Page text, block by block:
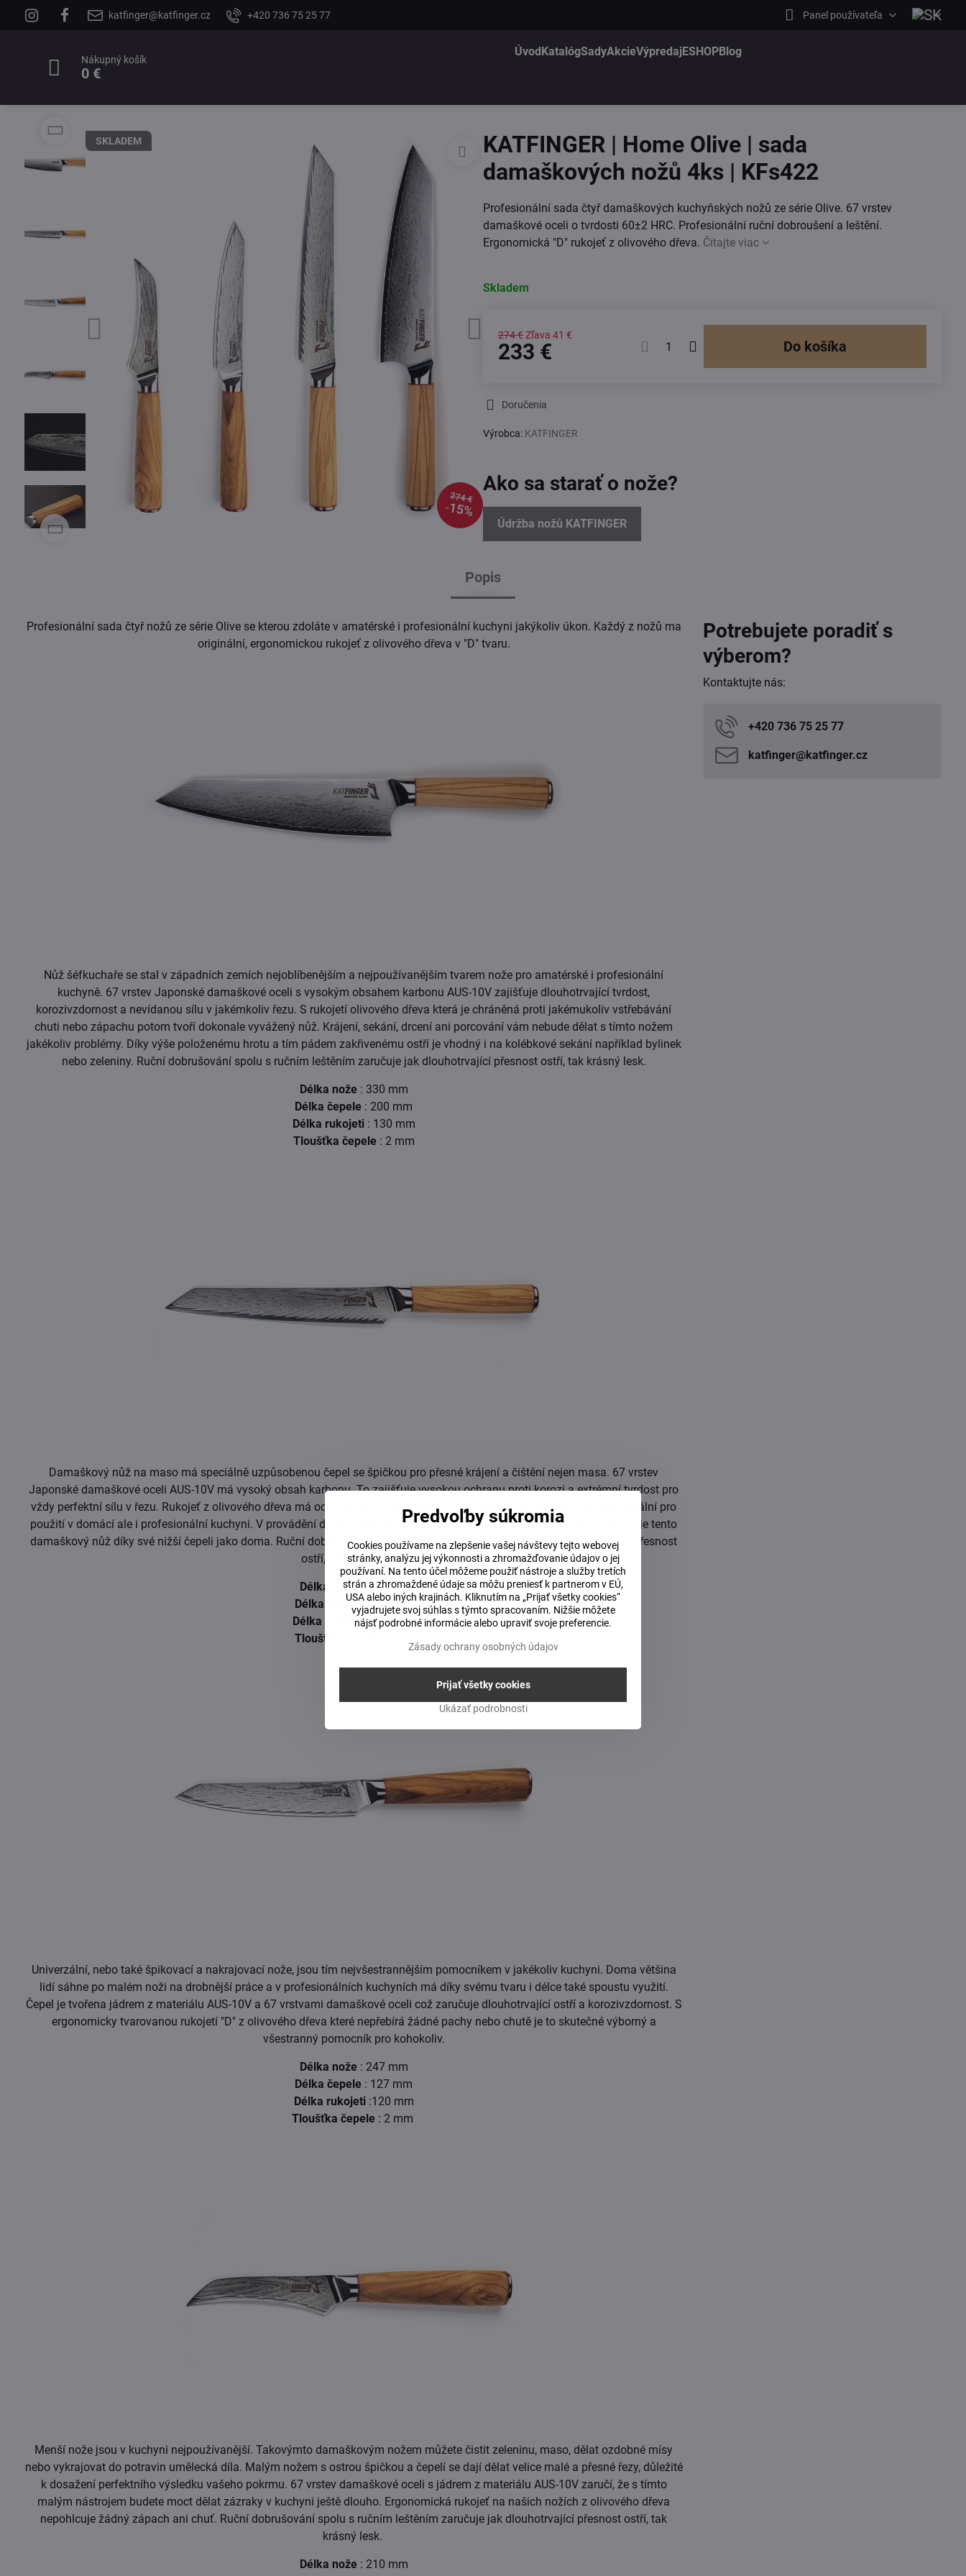
katfinger@katfinger.cz +420 736 75 25 77 Panel používateľa
Nákupný košík
0 €
ÚvodKatalógSadyAkcieVýpredajESHOPBlog
SKLADEM
274 €
15%
KATFINGER | Home Olive | sada
damaškových nožů 4ks | KFs422
Profesionální sada čtyř damaškových kuchyňských nožů ze série Olive. 67 vrstev
damaškové oceli o tvrdosti 60±2 HRC. Profesionální ruční dobroušení a leštění.
Ergonomická "D" rukojeť z olivového dřeva. Čítajte viac
Skladem
274 €Zľava 41 €
233 € Do košíka
Doručenia
Výrobca: KATFINGER
Ako sa starať o nože?
Údržba nožů KATFINGER
Popis
Profesionální sada čtyř nožů ze série Olive se kterou zdoláte v amatérské i profesionální kuchyni jakýkoliv úkon. Každý z nožů ma
originální, ergonomickou rukojeť z olivového dřeva v "D" tvaru.
Nůž šéfkuchaře se stal v západních zemích nejoblíbenějším a nejpoužívanějším tvarem nože pro amatérské i profesionální
kuchyně. 67 vrstev Japonské damaškové oceli s vysokým obsahem karbonu AUS-10V zajišťuje dlouhotrvající tvrdost,
korozivzdornost a nevídanou sílu v jakémkoliv řezu. S rukojetí olivového dřeva která je chráněná proti jakémukoliv vstřebávání
chuti nebo zápachu potom tvoří dokonale vyvážený nůž. Krájení, sekání, drcení ani porcování vám nebude dělat s tímto nožem
jakékoliv problémy. Díky výše položenému hrotu a tím pádem zakřivenému ostří je vhodný i na kolébkové sekání například bylinek
nebo zeleniny. Ruční dobrušování spolu s ručním leštěním zaručuje jak dlouhotrvající přesnost ostří, tak krásný lesk.
Délka nože : 330 mm
Délka čepele : 200 mm
Délka rukojeti : 130 mm
Tloušťka čepele : 2 mm
Damaškový nůž na maso má speciálně uzpůsobenou čepel se špičkou pro přesné krájení a čištění nejen masa. 67 vrstev
Japonské damaškové oceli AUS-10V má vysoký obsah karbonu. To zajišťuje vysokou ochranu proti korozi a extrémní tvrdost pro
vždy perfektní sílu v řezu. Rukojeť z olivového dřeva má ochranu proti vstřebávání všech chutí nebo zápachů, je tudíž ideální pro
použití v domácí ale i profesionální kuchyni. V provádění dlouhých řezů a hluboko ve větších kusech masa či okolo kostí je tento
damaškový nůž díky své nižší čepeli jako doma. Ruční dobrušování spolu s ručním leštěním zaručuje jak dlouhotrvající přesnost
ostří, tak krásný lesk.
Délka nože: 330 mm
Délka čepele: 200 mm
Délka rukojeti: 130 mm
Tloušťka čepele
Univerzální, nebo také špikovací a nakrajovací nože, jsou tím nejvšestrannějším pomocníkem v jakékoliv kuchyni. Doma většina
lidí sáhne po malém noži na drobnější práce a v profesionálních kuchyních má díky svému tvaru i délce také spoustu využití.
Čepel je tvořena jádrem z materiálu AUS-10V a 67 vrstvami damaškové oceli což zaručuje dlouhotrvající ostří a korozivzdornost. S
ergonomicky tvarovanou rukojetí "D" z olivového dřeva které nepřebírá žádné pachy nebo chutě je to skutečné výborný a
všestranný pomocník pro kohokoliv.
Délka nože : 247 mm
Délka čepele : 127 mm
Délka rukojeti :120 mm
Tloušťka čepele : 2 mm
Menší nože jsou v kuchyni nejpoužívanější. Takovýmto damaškovým nožem můžete čistit zeleninu, maso, dělat ozdobné mísy
nebo vykrajovat do potravin umělecká díla. Malým nožem s ostrou špičkou a čepelí se dají dělat velice malé a přesné řezy, důležité
k dosažení perfektního výsledku vašeho pokrmu. 67 vrstev damaškové oceli s jádrem z materiálu AUS-10V zaručí, že s tímto
malým nástrojem budete moct dělat zázraky v kuchyni ještě dlouho. Ergonomická rukojeť na našich nožích z olivového dřeva
nepohlcuje žádný zápach ani chuť. Ruční dobrušování spolu s ručním leštěním zaručuje jak dlouhotrvající přesnost ostří, tak
krásný lesk.
Délka nože : 210 mm
Potrebujete poradiť s
výberom?
Kontaktujte nás:
+420 736 75 25 77
katfinger​@katfinger​.cz
Predvoľby súkromia
Cookies používame na zlepšenie vašej návštevy tejto webovej
stránky, analýzu jej výkonnosti a zhromažďovanie údajov o jej
používaní. Na tento účel môžeme použiť nástroje a služby tretích
strán a zhromaždené údaje sa môžu preniesť k partnerom v EÚ,
USA alebo iných krajinách. Kliknutím na „Prijať všetky cookies“
vyjadrujete svoj súhlas s týmto spracovaním. Nižšie môžete
nájsť podrobné informácie alebo upraviť svoje preferencie.
Zásady ochrany osobných údajov
Ukázať podrobnosti
Prijať všetky cookies